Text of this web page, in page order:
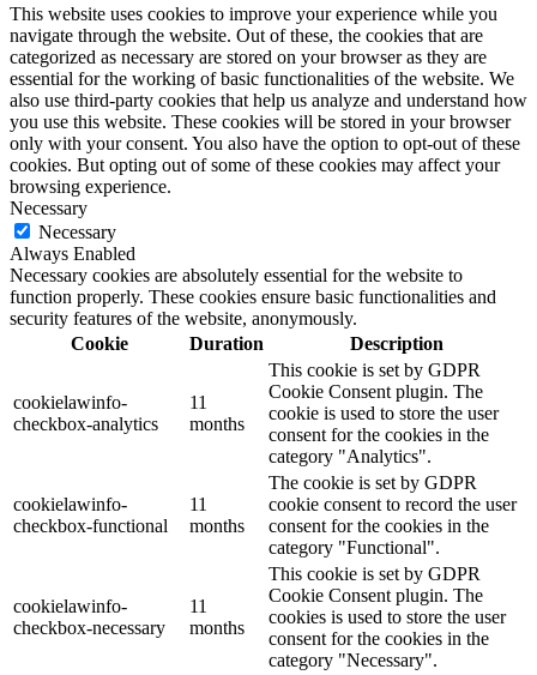
This website uses cookies to improve your experience while you
navigate through the website. Out of these, the cookies that are
categorized as necessary are stored on your browser as they are
essential for the working of basic functionalities of the website. We
also use third-party cookies that help us analyze and understand how
you use this website. These cookies will be stored in your browser
only with your consent. You also have the option to opt-out of these
cookies. But opting out of some of these cookies may affect your
browsing experience.
Necessary
Necessary
Always Enabled
Necessary cookies are absolutely essential for the website to
function properly. These cookies ensure basic functionalities and
security features of the website, anonymously.
Cookie
Duration Description
cookielawinfo-
checkbox-analytics
11
months
This cookie is set by GDPR
Cookie Consent plugin. The
cookie is used to store the user
consent for the cookies in the
category "Analytics".
cookielawinfo-
checkbox-functional
11
months
The cookie is set by GDPR
cookie consent to record the user
consent for the cookies in the
category "Functional".
cookielawinfo-
checkbox-necessary
11
months
This cookie is set by GDPR
Cookie Consent plugin. The
cookies is used to store the user
consent for the cookies in the
category "Necessary".